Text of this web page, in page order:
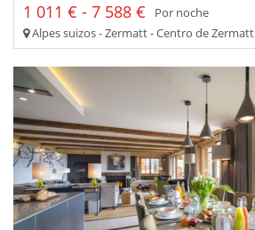
1 011 € - 7 588 €
Por noche
Alpes suizos - Zermatt - Centro de Zermatt